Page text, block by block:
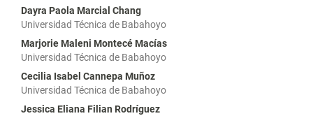
Dayra Paola Marcial Chang
Universidad Técnica de Babahoyo
Marjorie Maleni Montecé Macías
Universidad Técnica de Babahoyo
Cecilia Isabel Cannepa Muñoz
Universidad Técnica de Babahoyo
Jessica Eliana Filian Rodríguez